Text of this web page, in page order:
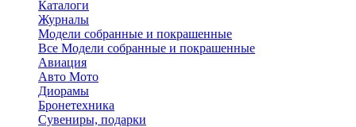
Каталоги
Журналы
Модели собранные и покрашенные
Все Модели собранные и покрашенные
Авиация
Авто Мото
Диорамы
Бронетехника
Сувениры, подарки